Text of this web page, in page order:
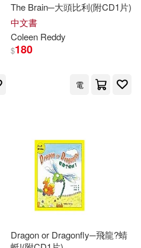
The Brain─大頭比利(附CD1片)
中文書
Coleen Reddy
$180
電
Dragon or Dragonfly─飛龍?蜻